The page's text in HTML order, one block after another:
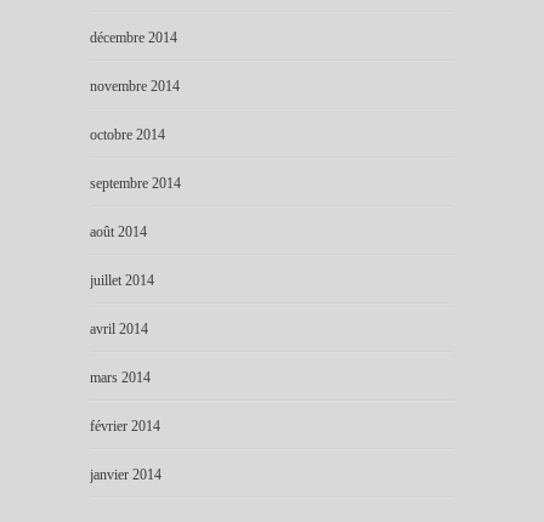
décembre 2014
novembre 2014
octobre 2014
septembre 2014
août 2014
juillet 2014
avril 2014
mars 2014
février 2014
janvier 2014